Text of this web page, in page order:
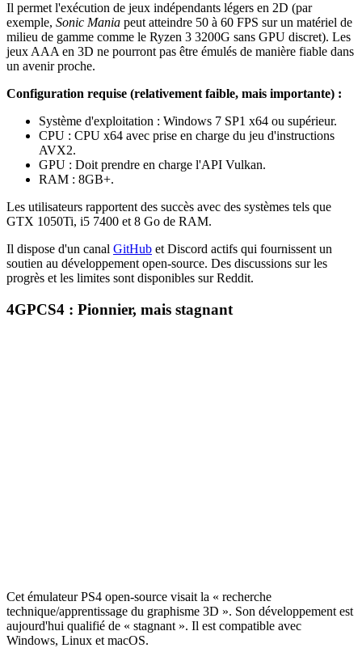
Il permet l'exécution de jeux indépendants légers en 2D (par
exemple, Sonic Mania peut atteindre 50 à 60 FPS sur un matériel de
milieu de gamme comme le Ryzen 3 3200G sans GPU discret). Les
jeux AAA en 3D ne pourront pas être émulés de manière fiable dans
un avenir proche.
Configuration requise (relativement faible, mais importante) :
Système d'exploitation : Windows 7 SP1 x64 ou supérieur.
CPU : CPU x64 avec prise en charge du jeu d'instructions
AVX2.
GPU : Doit prendre en charge l'API Vulkan.
RAM : 8GB+.
Les utilisateurs rapportent des succès avec des systèmes tels que
GTX 1050Ti, i5 7400 et 8 Go de RAM.
Il dispose d'un canal GitHub et Discord actifs qui fournissent un
soutien au développement open-source. Des discussions sur les
progrès et les limites sont disponibles sur Reddit.
4GPCS4 : Pionnier, mais stagnant
Cet émulateur PS4 open-source visait la « recherche
technique/apprentissage du graphisme 3D ». Son développement est
aujourd'hui qualifié de « stagnant ». Il est compatible avec
Windows, Linux et macOS.